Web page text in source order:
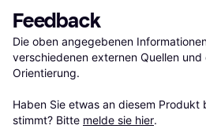
Feedback
Die oben angegebenen
verschiedenen externen Quellen
Orientierung.
Haben Sie etwas an diesem Produkt
stimmt? Bitte melde sie hier.